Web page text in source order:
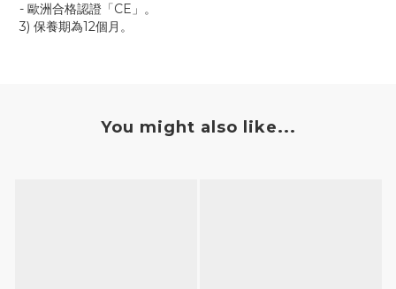
- 歐洲合格認證「CE」。
3) 保養期為12個月。
You might also like...